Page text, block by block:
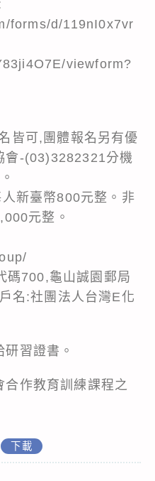
forms/d/119nI0x7vr
viewform?
皆可,團體報名另有優
會-(03)3282321分機
新臺幣800元整。非
元整。
碼700,龜山誠園郵局
名:社團法人台灣E化
習證書。
作教育訓練課程之
下載